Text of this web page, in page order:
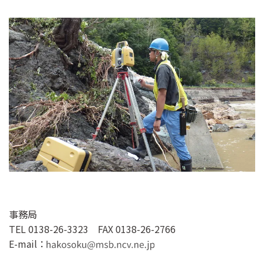
事務局
TEL 0138-26-3323 FAX 0138-26-2766
E-mail：